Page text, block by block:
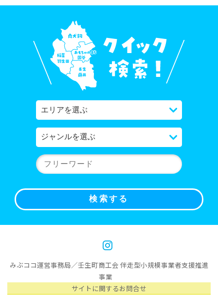
みぶココ運営事務局／壬生町商工会 伴走型小規模事業者支援推進
事業
サイトに関するお問合せ